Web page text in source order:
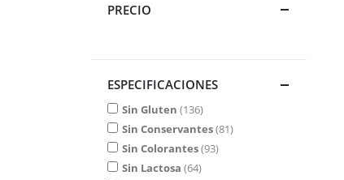
PRECIO
ESPECIFICACIONES
Sin Gluten 136
Sin Conservantes 81
Sin Colorantes 93
Sin Lactosa 64